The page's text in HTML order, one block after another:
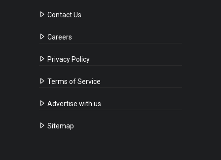
Contact Us
Careers
Privacy Policy
Terms of Service
Advertise with us
Sitemap